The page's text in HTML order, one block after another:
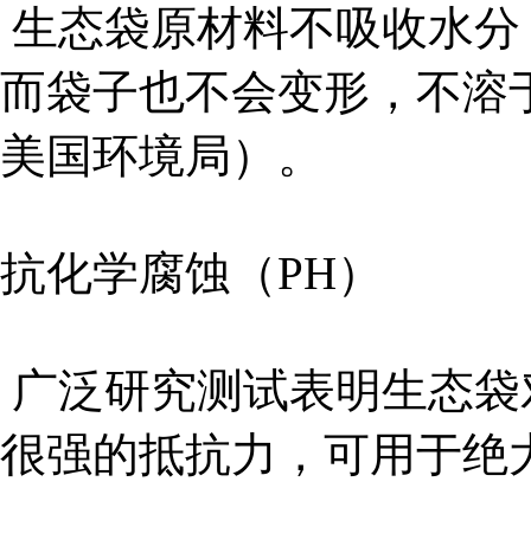
生态袋原材料不吸收水
而袋子也不会变形，不溶
美国环境局）。
抗化学腐蚀（PH）
广泛研究测试表明生态
很强的抵抗力，可用于绝